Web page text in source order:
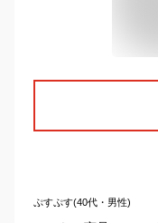
ぷすぷす(40代・男性)